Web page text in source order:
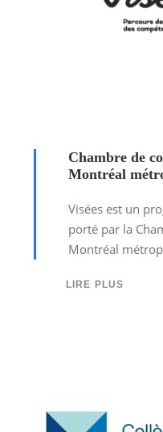
Chambre de
Montréal
Visées est un
porté par la
Montréal
LIRE PLUS